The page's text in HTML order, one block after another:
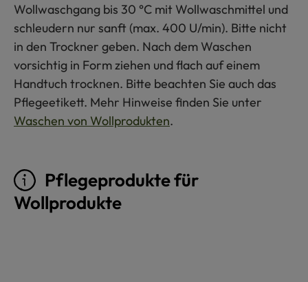
Wollwaschgang bis 30 °C mit Wollwaschmittel und
schleudern nur sanft (max. 400 U/min). Bitte nicht
in den Trockner geben. Nach dem Waschen
vorsichtig in Form ziehen und flach auf einem
Handtuch trocknen. Bitte beachten Sie auch das
Pflegeetikett. Mehr Hinweise finden Sie unter
Waschen von Wollprodukten.
Pflegeprodukte für
Wollprodukte